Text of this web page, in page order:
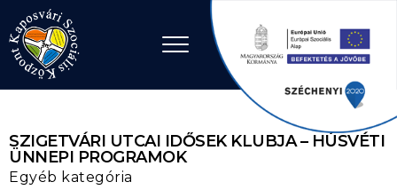
Ugrás a tartalomhoz
SZIGETVÁRI UTCAI IDŐSEK KLUBJA – HÚSVÉTI
ÜNNEPI PROGRAMOK
Egyéb kategória